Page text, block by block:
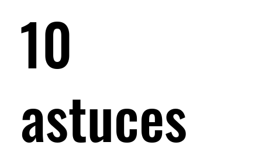
10
astuces